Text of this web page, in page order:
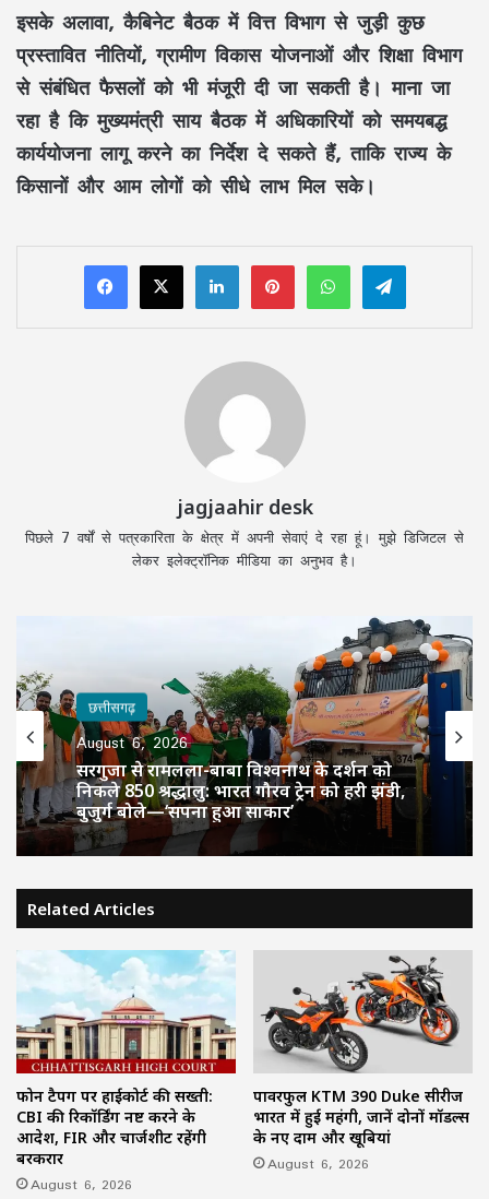
इसके अलावा, कैबिनेट बैठक में वित्त विभाग से जुड़ी कुछ
प्रस्तावित नीतियों, ग्रामीण विकास योजनाओं और शिक्षा विभाग
से संबंधित फैसलों को भी मंजूरी दी जा सकती है। माना जा
रहा है कि मुख्यमंत्री साय बैठक में अधिकारियों को समयबद्ध
कार्ययोजना लागू करने का निर्देश दे सकते हैं, ताकि राज्य के
किसानों और आम लोगों को सीधे लाभ मिल सके।
LinkedInPinterestWhatsAppTelegram
jagjaahir desk
पिछले 7 वर्षों से पत्रकारिता के क्षेत्र में अपनी सेवाएं दे रहा हूं। मुझे डिजिटल से
लेकर इलेक्ट्रॉनिक मीडिया का अनुभव है।
छत्तीसगढ़
August 6, 2026
सरगुजा से रामलला-बाबा विश्वनाथ के दर्शन को
बुजुर्ग बोले—‘सपना हुआ साकार’
छत्तीसगढ़
August 6, 2026
CM साय की हाईलेवल समीक्षा: CM हेल्पलाइन,
सेवा सेतु और एग्रीस्टैक पर फोकस, लापरवाही
Related Articles
फोन टैपिंग पर हाईकोर्ट की सख्ती:
CBI की रिकॉर्डिंग नष्ट करने के
आदेश, FIR और चार्जशीट रहेंगी
बरकरार
August 6, 2026
पावरफुल KTM 390 Duke सीरीज
भारत में हुई महंगी, जानें दोनों मॉडल्स
के नए दाम और खूबियां
August 6, 2026